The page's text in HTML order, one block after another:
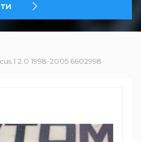
1 2.0 1998-2005 6602998